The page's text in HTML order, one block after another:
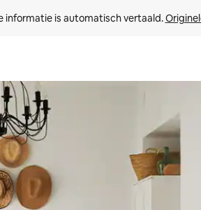
informatie is automatisch vertaald.